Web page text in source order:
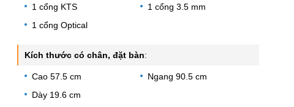
1 cổng KTS
1 cổng 3.5 mm
1 cổng Optical
Kích thước có chân, đặt bàn:
Cao 57.5 cm
Ngang 90.5 cm
Dày 19.6 cm